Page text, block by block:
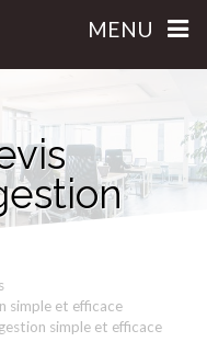
MENU
simple et efficace
simple et efficace